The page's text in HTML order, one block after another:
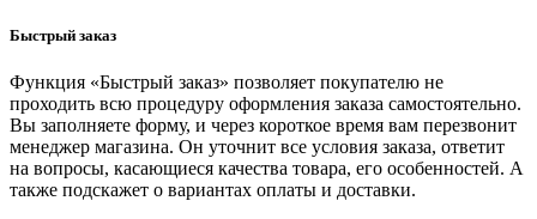
Быстрый заказ
Функция «Быстрый заказ» позволяет покупателю не
проходить всю процедуру оформления заказа самостоятельно.
Вы заполняете форму, и через короткое время вам перезвонит
менеджер магазина. Он уточнит все условия заказа, ответит
на вопросы, касающиеся качества товара, его особенностей. А
также подскажет о вариантах оплаты и доставки.